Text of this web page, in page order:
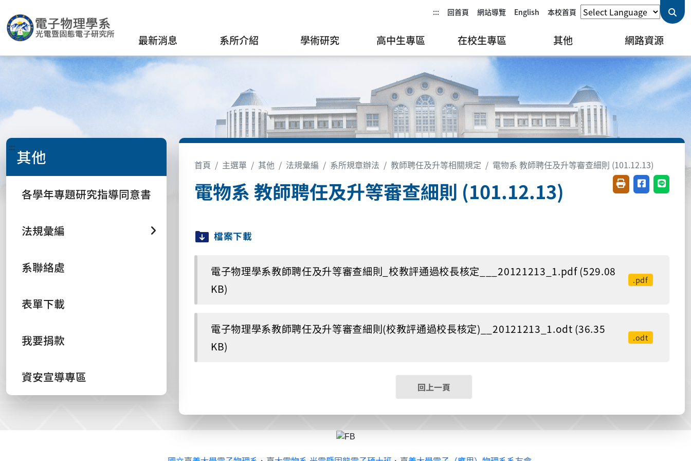
::: 回首頁 網站導覽 English 本校首頁
最新消息 系所介紹 學術研究 高中生專區 在校生專區 其他 網路資源
::: 其他
各學年專題研究指導同意書
法規彙編
系聯絡處
表單下載
我要捐款
資安宣導專區
首頁 主選單 其他 法規彙編 系所規章辦法 教師聘任及升等相關規定 電物系 教師聘任及升等審查細則 (101.12.13)
電物系 教師聘任及升等審查細則 (101.12.13) 友善列印(開新視窗)
分享至臉書(
分享至
檔案下載
電子物理學系教師聘任及升等審查細則_校教評通過校長核定___20121213_1.pdf (529.08
KB)
.pdf
電子物理學系教師聘任及升等審查細則(校教評通過校長核定)__20121213_1.odt (36.35
KB)
.odt
回上一頁